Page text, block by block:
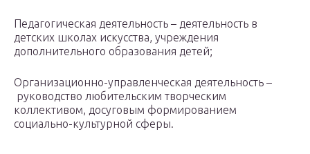
Педагогическая деятельность – деятельность в
детских школах искусства, учреждения
дополнительного образования детей;
Организационно-управленческая деятельность –
руководство любительским творческим
коллективом, досуговым формированием
социально-культурной сферы.